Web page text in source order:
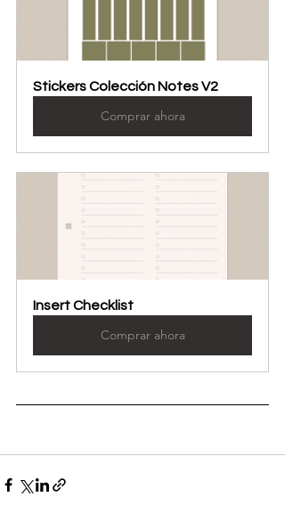
Stickers Colección Notes V2
Comprar ahora
Insert Checklist
Comprar ahora